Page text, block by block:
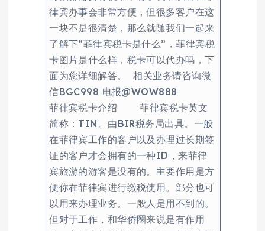
律宾办事会非常方便，但很多客户在这
一块不是很清楚，那么就随我们一起来
了解下“菲律​宾税卡是什么”，菲律宾税
卡图片是什么样，税卡可以代办吗，下
面为您详细解答。 相关业务请咨询微
信BGC998 电报@WOW888
菲律宾税卡介绍 菲律宾税卡英文
简称：TIN。由BIR税务局出具。一般
在菲律宾工作的客户以及办理过长期签
证的客户才会拥有的一种ID，来菲律
宾旅游的游客是没有的。主要作用是方
便你在菲律宾进行缴税使用。部分也可
以用来办理业务。一般人是用不到的。
但对于工作，和华侨圈来说是有作用